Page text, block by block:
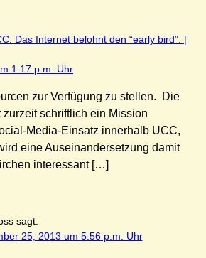
Das Internet belohnt den “early bird”. |
1:17 p.m. Uhr
zur Verfügung zu stellen. Die
zurzeit schriftlich ein Mission
Media-Einsatz innerhalb UCC,
eine Auseinandersetzung damit
interessant […]
sagt:
25, 2013 um 5:56 p.m. Uhr